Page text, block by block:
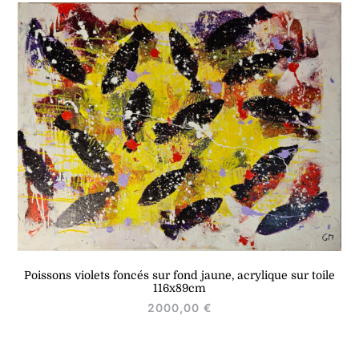
Poissons violets foncés sur fond jaune, acrylique sur toile
116x89cm
2000,00 €